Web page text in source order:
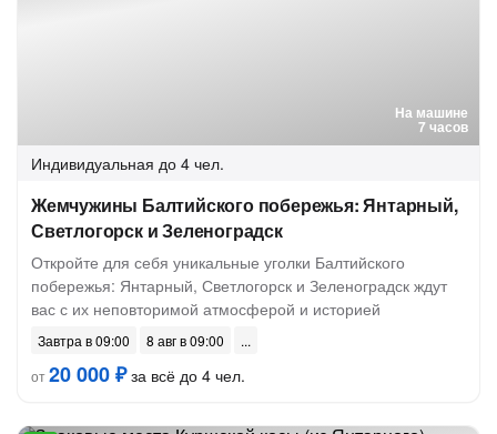
На машине
7 часов
Индивидуальная до 4 чел.
Жемчужины Балтийского побережья: Янтарный,
Светлогорск и Зеленоградск
Откройте для себя уникальные уголки Балтийского
побережья: Янтарный, Светлогорск и Зеленоградск ждут
вас с их неповторимой атмосферой и историей
Завтра в 09:00
8 авг в 09:00
от20 000 ₽за всё до 4 чел.